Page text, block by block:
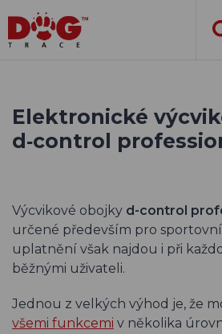
Elektronické
d‑control
Výcvikové obojky d-control
určené především pro
uplatnění však najdou i při
běžnými uživateli.
Jednou z velkých výhod je, že
všemi funkcemi v několika